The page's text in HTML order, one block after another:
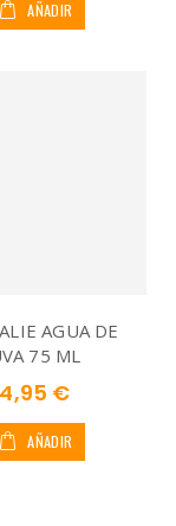
AÑADIR
AGUA DE
75 ML
4,95 €
AÑADIR